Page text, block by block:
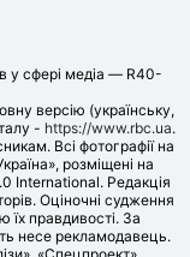
у сфері медіа — R40-
версію (українську,
- https://www.rbc.ua.
Всі фотографії на
розміщені на
International. Редакція
Оціночні судження
правдивості. За
несе рекламодавець.